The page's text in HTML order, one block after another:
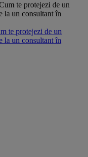
te protejezi de un
la un consultant în